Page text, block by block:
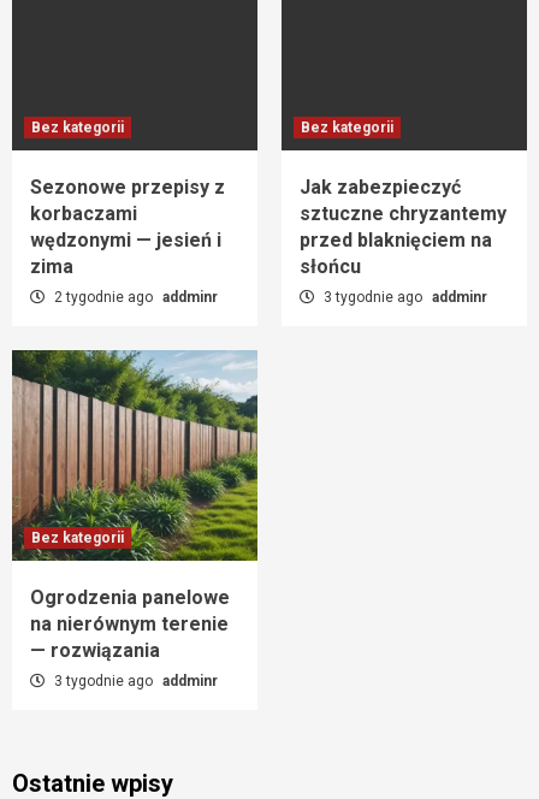
Bez kategorii
Sezonowe przepisy z
korbaczami
wędzonymi — jesień i
zima
2 tygodnie ago addminr
Bez kategorii
Jak zabezpieczyć
sztuczne chryzantemy
przed blaknięciem na
słońcu
3 tygodnie ago addminr
Bez kategorii
Ogrodzenia panelowe
na nierównym terenie
— rozwiązania
3 tygodnie ago addminr
Ostatnie wpisy